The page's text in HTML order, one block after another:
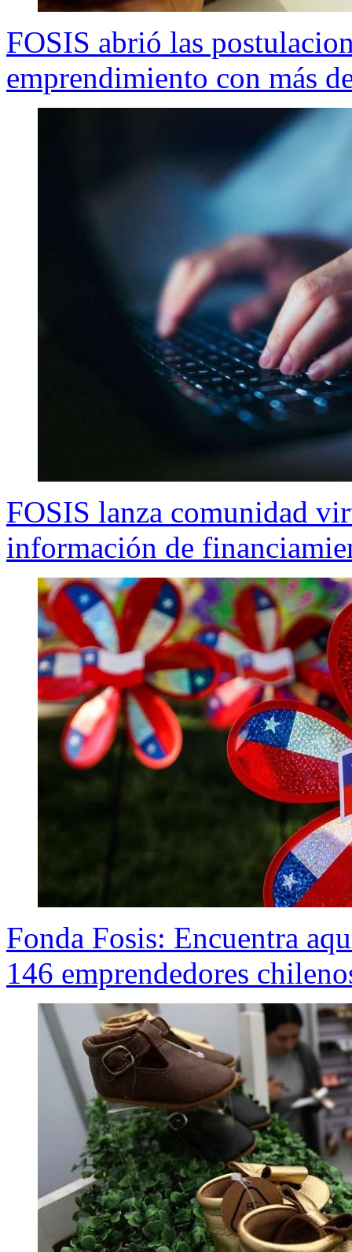
FOSIS abrió las
emprendimiento con más
FOSIS lanza comunidad
información de
Fonda Fosis: Encuentra
146 emprendedores